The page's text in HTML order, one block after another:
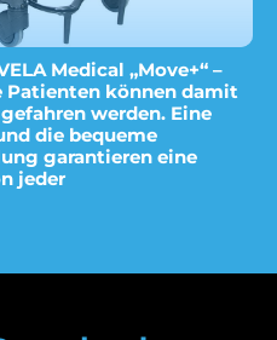
Medical „Move+“ –
können damit
werden. Eine
die bequeme
garantieren eine
jeder